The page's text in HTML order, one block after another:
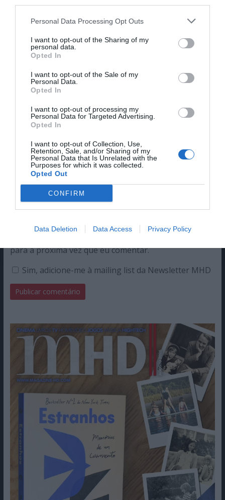
Personal Data Processing Opt Outs
I want to opt-out of the Sharing of my
personal data.
Opted In
I want to opt-out of the Sale of my
Personal Data.
Opted In
I want to opt-out of processing my
Personal Data for Targeted Advertising.
Opted In
I want to opt-out of Collection, Use,
Retention, Sale, and/or Sharing of my
Personal Data that Is Unrelated with the
Purposes for which it was collected.
Opted Out
CONFIRM
Data Deletion Data Access Privacy Policy
Deixe um comentário
O seu endereço de email não será publicado.
Campos
obrigatórios marcados com
Comentário*
Nome
para a próxima vez que eu comentar.
Sim, adicione-me à mailing list da Newsletter MHD